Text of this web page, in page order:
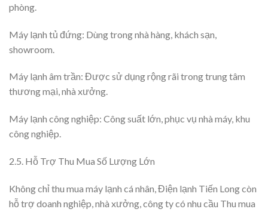
phòng.
Máy lạnh tủ đứng: Dùng trong nhà hàng, khách sạn,
showroom.
Máy lạnh âm trần: Được sử dụng rộng rãi trong trung tâm
thương mại, nhà xưởng.
Máy lạnh công nghiệp: Công suất lớn, phục vụ nhà máy, khu
công nghiệp.
2.5. Hỗ Trợ Thu Mua Số Lượng Lớn
Không chỉ thu mua máy lạnh cá nhân, Điện lạnh Tiến Long còn
hỗ trợ doanh nghiệp, nhà xưởng, công ty có nhu cầu Thu mua